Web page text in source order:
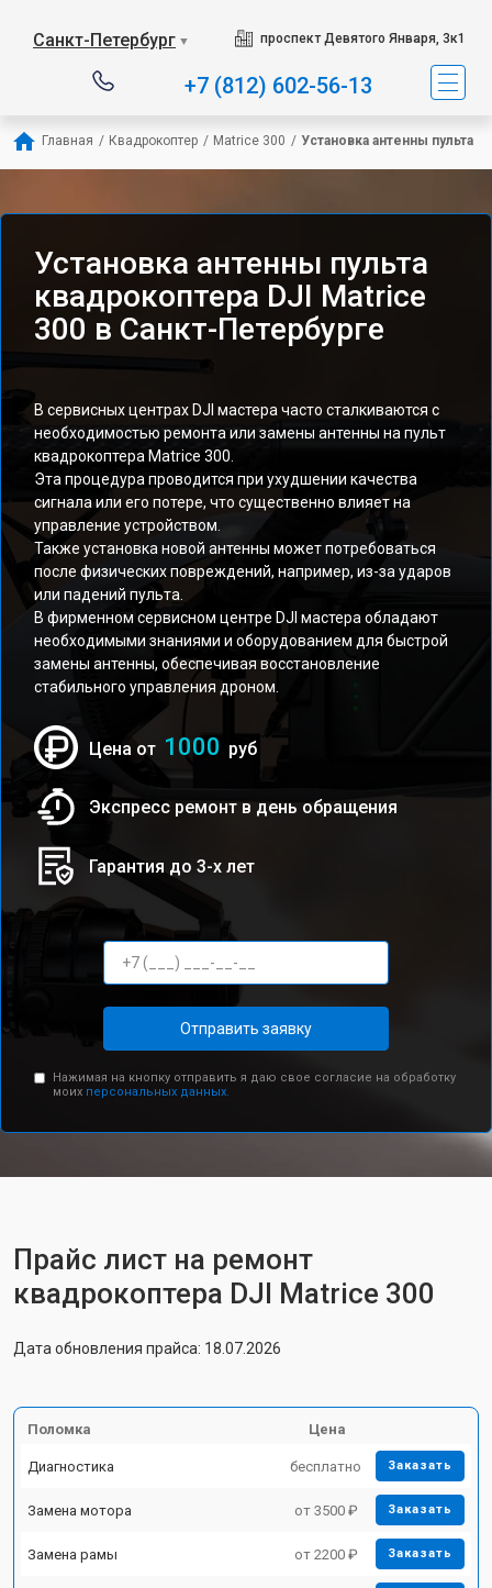
Санкт-Петербург ▼ проспект Девятого Января, 3к1
+7 (812) 602-56-13
Главная / Квадрокоптер / Matrice 300 / Установка антенны пульта
Установка антенны пульта
квадрокоптера DJI Matrice
300 в Санкт-Петербурге
В сервисных центрах DJI мастера часто сталкиваются с
необходимостью ремонта или замены антенны на пульт
квадрокоптера Matrice 300.
Эта процедура проводится при ухудшении качества
сигнала или его потере, что существенно влияет на
управление устройством.
Также установка новой антенны может потребоваться
после физических повреждений, например, из-за ударов
или падений пульта.
В фирменном сервисном центре DJI мастера обладают
необходимыми знаниями и оборудованием для быстрой
замены антенны, обеспечивая восстановление
стабильного управления дроном.
Цена от 1000 руб
Экспресс ремонт в день обращения
Гарантия до 3-х лет
Отправить заявку
Нажимая на кнопку отправить я даю свое согласие на обработку
моих персональных данных.
Прайс лист на ремонт
квадрокоптера DJI Matrice 300
Дата обновления прайса: 18.07.2026
Поломка Цена
Диагностика бесплатно Заказать
Замена мотора от 3500 ₽ Заказать
Замена рамы от 2200 ₽ Заказать